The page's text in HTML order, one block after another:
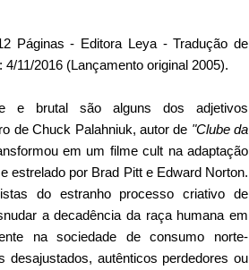
Páginas - Editora Leya - Tradução de
11/2016 (Lançamento original 2005).
e brutal são alguns dos adjetivos
de Chuck Palahniuk, autor de "Clube da
em um filme cult na adaptação
estrelado por Brad Pitt e Edward Norton.
do estranho processo criativo de
a decadência da raça humana em
na sociedade de consumo norte-
desajustados, autênticos perdedores ou